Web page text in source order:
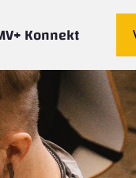
Konnekt